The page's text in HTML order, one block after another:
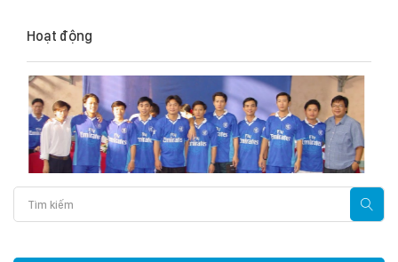
Hoạt động